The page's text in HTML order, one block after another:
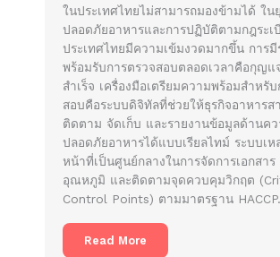
ในประเทศไทยไม่สามารถมองข้ามได้ ใน
ปลอดภัยอาหารและการปฏิบัติตามกฎระเ
ประเทศไทยมีความเข้มงวดมากขึ้น การมี
พร้อมรับการตรวจสอบตลอดเวลาคือกุญแ
สำเร็จ เครื่องมือเตรียมความพร้อมสำหรับ
สอบคือระบบดิจิทัลที่ช่วยให้ธุรกิจอาหารส
ติดตาม จัดเก็บ และรายงานข้อมูลด้านค
ปลอดภัยอาหารได้แบบเรียลไทม์ ระบบเห
หน้าที่เป็นศูนย์กลางในการจัดการเอกสาร
อุณหภูมิ และติดตามจุดควบคุมวิกฤต
Control Points) ตามมาตรฐาน
Read More